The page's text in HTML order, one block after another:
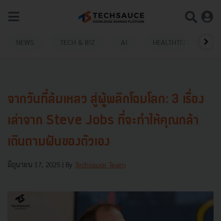
NEWS TECH & BIZ AI HEALTHTECH
จากวันที่ล้มเหลว สู่ผู้พลิกโฉมโลก: 3 เรื่อง
เล่าจาก Steve Jobs ที่จะทำให้คุณกล้า
เดินตามฝันของตัวเอง
มิถุนายน 17, 2025 | By Techsauce Team